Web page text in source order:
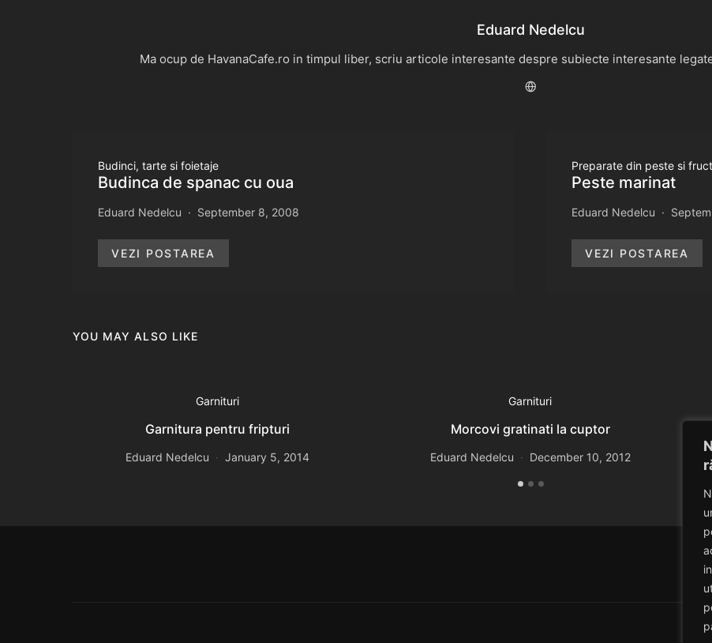
Eduard Nedelcu
Ma ocup de HavanaCafe.ro in timpul liber, scriu articole interesante despre subiecte interesante
Budinci, tarte si foietaje
Budinca de spanac cu oua
Eduard Nedelcu September 8, 2008
VEZI POSTAREA
Preparate din peste si
Peste marinat
Eduard Nedelcu
VEZI POSTAREA
YOU MAY ALSO LIKE
Garnituri
Garnitura pentru fripturi
Eduard Nedelcu January 5, 2014
Garnituri
Morcovi gratinati la cuptor
Eduard Nedelcu December 10, 2012